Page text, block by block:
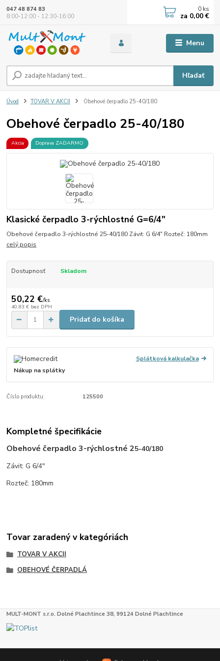
Menu
Hľadať
047 48 874 83
8:00-12:00 - 12:30-16:00
0 ks
za 0,00 €
Úvod TOVAR V AKCII Obehové čerpadlo 25-40/180
Obehové čerpadlo 25-40/180
Akcia Doprava ZADARMO
Klasické čerpadlo 3-rýchlostné G=6/4"
Obehové čerpadlo 3-rýchlostné 25-40/180 Závit: G 6/4" Rozteč: 180mm
celý popis
Dostupnosť Skladom
50,22 €/ks
40,83 € bez DPH
Pridať do košíka
Splátková kalkulačka
Nákup na splátky
Číslo produktu: 125500
Kompletné špecifikácie
Obehové čerpadlo 3-rýchlostné 25-40/180
Závit: G 6/4"
Rozteč: 180mm
Tovar zaradený v kategóriách
TOVAR V AKCII
OBEHOVÉ ČERPADLÁ
MULT-MONT s.r.o. Dolné Plachtince 38, 99124 Dolné Plachtince